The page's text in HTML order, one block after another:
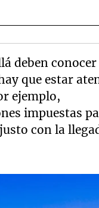
deben conocer
que estar
ejemplo,
impuestas
con la